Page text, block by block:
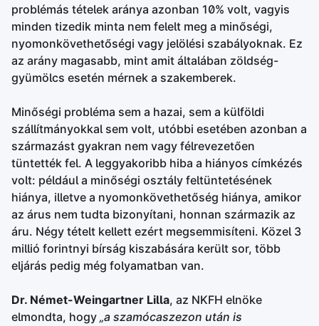
problémás tételek aránya azonban 10% volt, vagyis
minden tizedik minta nem felelt meg a minőségi,
nyomonkövethetőségi vagy jelölési szabályoknak. Ez
az arány magasabb, mint amit általában zöldség-
gyümölcs esetén mérnek a szakemberek.
Minőségi probléma sem a hazai, sem a külföldi
szállítmányokkal sem volt, utóbbi esetében azonban a
származást gyakran nem vagy félrevezetően
tüntették fel. A leggyakoribb hiba a hiányos címkézés
volt: például a minőségi osztály feltüntetésének
hiánya, illetve a nyomonkövethetőség hiánya, amikor
az árus nem tudta bizonyítani, honnan származik az
áru. Négy tételt kellett ezért megsemmisíteni. Közel 3
millió forintnyi bírság kiszabására került sor, több
eljárás pedig még folyamatban van.
Dr. Német-Weingartner Lilla, az NKFH elnöke
elmondta, hogy „a szamócaszezon után is